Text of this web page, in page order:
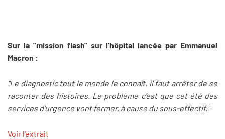
Sur la "mission flash" sur l'hôpital lancée par Emmanuel
Macron :
"Le diagnostic tout le monde le connaît, il faut arrêter de se
raconter des histoires. Le problème c’est que cet été des
services d’urgence vont fermer, à cause du sous-effectif."
Voir l'extrait